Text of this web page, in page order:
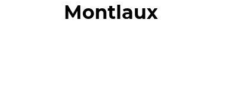
Montlaux